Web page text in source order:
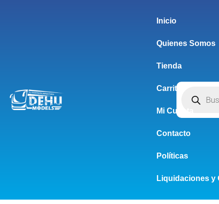
Inicio
Quienes Somos
Tienda
Carrito
Mi Cuenta
Contacto
Políticas
Liquidaciones y